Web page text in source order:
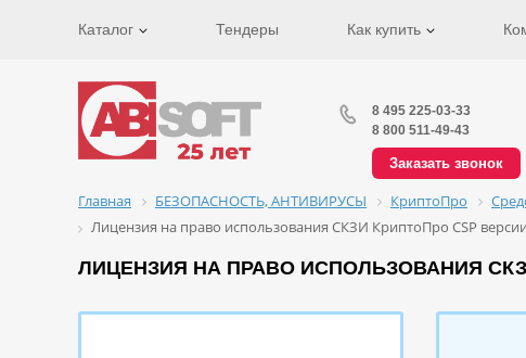
Каталог Тендеры Как купить
8 495 225-03-33
8 800 511-49-43
Заказать звонок
Главная БЕЗОПАСНОСТЬ, АНТИВИРУСЫ КриптоПро
Лицензия на право использования СКЗИ КриптоПро CSP
ЛИЦЕНЗИЯ НА ПРАВО ИСПОЛЬЗОВАНИЯ